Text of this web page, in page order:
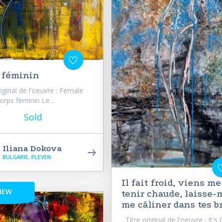
féminin
de l'oeuvre : Female
féminin Le...
Sold
Iliana Dokova
BULGARIE, PLEVEN
Il fait froid, viens me
tenir chaude, laisse-
me câliner dans tes
Titre original de l'oeuvre : It's